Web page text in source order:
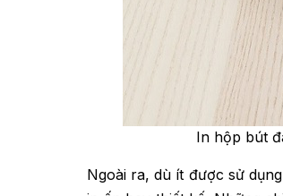
In hộp bút
Ngoài ra, dù ít được sử